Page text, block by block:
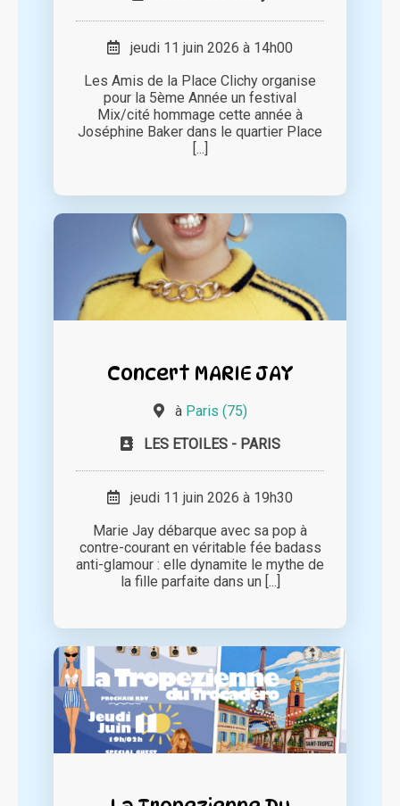
jeudi 11 juin 2026 à 14h00
Les Amis de la Place Clichy organise
pour la 5ème Année un festival
Mix/cité hommage cette année à
Joséphine Baker dans le quartier Place
[...]
Concert MARIE JAY
à Paris (75)
LES ETOILES - PARIS
jeudi 11 juin 2026 à 19h30
Marie Jay débarque avec sa pop à
contre-courant en véritable fée badass
anti-glamour : elle dynamite le mythe de
la fille parfaite dans un [...]